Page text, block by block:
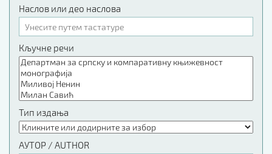
Наслов или део наслова
Кључне речи
Тип издања
АУТОР / AUTHOR